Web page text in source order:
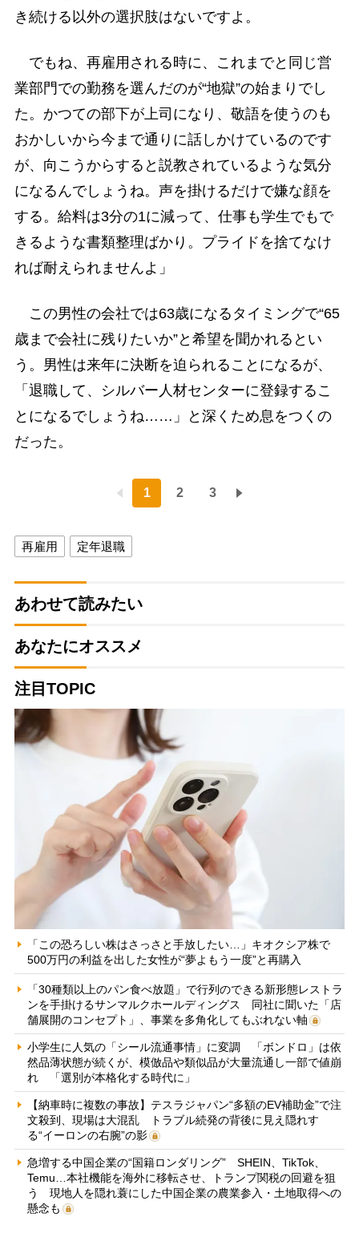
き続ける以外の選択肢はないですよ。
でもね、再雇用される時に、これまでと同じ営
業部門での勤務を選んだのが“地獄”の始まりでし
た。かつての部下が上司になり、敬語を使うのも
おかしいから今まで通りに話しかけているのです
が、向こうからすると説教されているような気分
になるんでしょうね。声を掛けるだけで嫌な顔を
する。給料は3分の1に減って、仕事も学生でもで
きるような書類整理ばかり。プライドを捨てなけ
れば耐えられませんよ」
この男性の会社では63歳になるタイミングで“65
歳まで会社に残りたいか”と希望を聞かれるとい
う。男性は来年に決断を迫られることになるが、
「退職して、シルバー人材センターに登録するこ
とになるでしょうね……」と深くため息をつくの
だった。
1 2 3
再雇用 定年退職
あわせて読みたい
あなたにオススメ
注目TOPIC
「この恐ろしい株はさっさと手放したい…」キオクシア株で
500万円の利益を出した女性が“夢よもう一度”と再購入
「30種類以上のパン食べ放題」で行列のできる新形態レストラ
ンを手掛けるサンマルクホールディングス 同社に聞いた「店
舗展開のコンセプト」、事業を多角化してもぶれない軸
小学生に人気の「シール流通事情」に変調 「ボンドロ」は依
然品薄状態が続くが、模倣品や類似品が大量流通し一部で値崩
れ 「選別が本格化する時代に」
【納車時に複数の事故】テスラジャパン“多額のEV補助金”で注
文殺到、現場は大混乱 トラブル続発の背後に見え隠れす
る“イーロンの右腕”の影
急増する中国企業の“国籍ロンダリング” SHEIN、TikTok、
Temu…本社機能を海外に移転させ、トランプ関税の回避を狙
う 現地人を隠れ蓑にした中国企業の農業参入・土地取得への
懸念も